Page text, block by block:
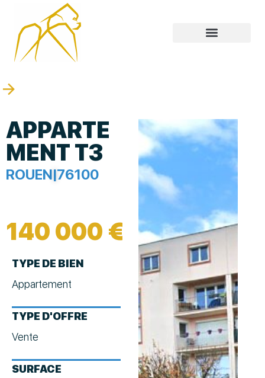
APPARTE
MENT T3
ROUEN|76100
140 000 €
TYPE DE BIEN
Appartement
TYPE D'OFFRE
Vente
SURFACE